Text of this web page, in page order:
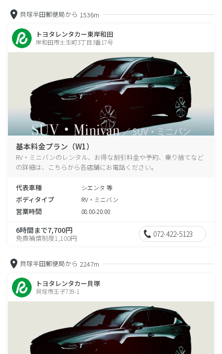
貝塚半田郵便局から 1536m
トヨタレンタカー東岸和田
岸和田市土生町3丁目3番17号
基本料金プラン（W1）
RV・ミニバンのレンタル、お得な割引料金や予約、乗り捨てなど
の詳細は、こちらから各店舗にお電話ください。
代表車種 シエンタ 等
ボディタイプ RV・ミニバン
営業時間 08:00-20:00
6時間まで7,700円
免責補償制度1,100円 072-422-5123
貝塚半田郵便局から 2247m
トヨタレンタカー貝塚
貝塚市王子739-1